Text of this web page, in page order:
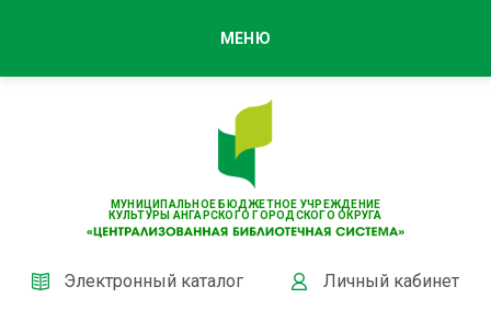
МУНИЦИПАЛЬНОЕ БЮДЖЕТНОЕ УЧРЕЖДЕНИЕ
КУЛЬТУРЫ АНГАРСКОГО ГОРОДСКОГО ОКРУГА
Электронный каталог Личный кабинет
МЕНЮ